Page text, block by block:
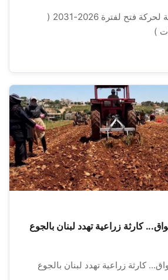
اعضاء اللجنة المركزية لحركة فتح لفترة 2026-2031 (
)
كارثة زراعية تهدد لبنان بالجوع
كارثة زراعية تهدد لبنان بالجوع